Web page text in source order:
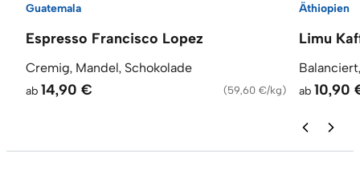
Guatemala
Espresso Francisco Lopez
Cremig, Mandel, Schokolade
ab 14,90 € (59,60 €/kg)
Äthiopien
Limu
ab 10,90